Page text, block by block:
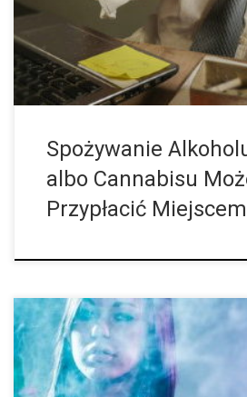
pracy. Zespół badaczy z Francji zbadał,
Spożywanie
albo Cannabisu
Przypłacić
Fotka z ostatniej imprezy może okazać